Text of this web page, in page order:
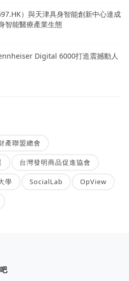
）與天津具身智能創新中心達成
智能醫療產業生態
Digital 6000打造震撼動人
產聯盟總會
台灣發明商品促進協會
學 SocialLab OpView